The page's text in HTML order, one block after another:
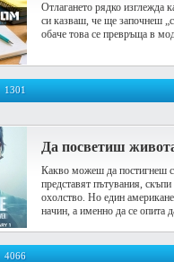
Отлагането рядко изглежда
си казваш, че ще започнеш
обаче това се превръща в
1301
Да посветиш
Какво можеш да постигнеш
представят пътувания,
охолство. Но един
начин, а именно да се опита
4066